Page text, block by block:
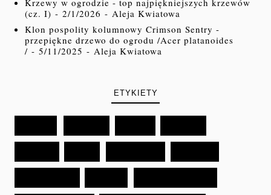
Krzewy w ogrodzie - top najpiękniejszych krzewów
(cz. I) - 2/1/2026 - Aleja Kwiatowa
Klon pospolity kolumnowy Crimson Sentry -
przepiękne drzewo do ogrodu /Acer platanoides
/ - 5/11/2025 - Aleja Kwiatowa
ETYKIETY